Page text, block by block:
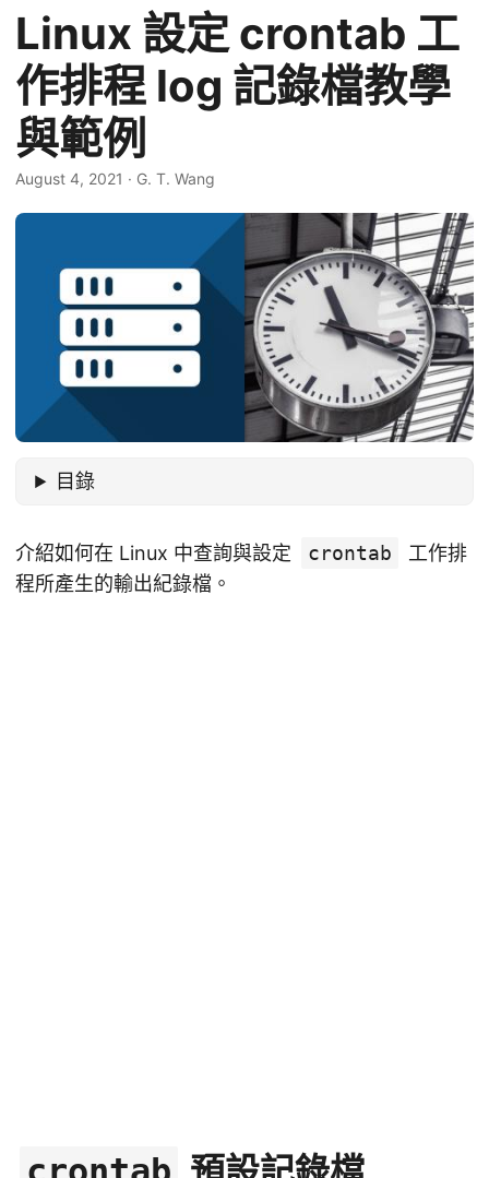
Linux 設定 crontab 工
作排程 log 記錄檔教學
與範例
August 4, 2021 · G. T. Wang
目錄
介紹如何在 Linux 中查詢與設定 crontab
工作排
程所產生的輸出紀錄檔。